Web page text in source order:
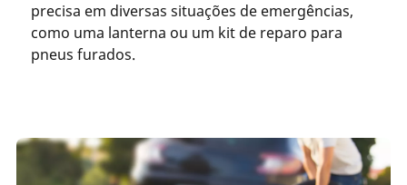
precisa em diversas situações de emergências,
como uma lanterna ou um kit de reparo para
pneus furados.